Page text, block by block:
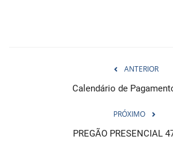
ANTERIOR
Calendário de
PRÓXIMO
PREGÃO PRESENCIAL